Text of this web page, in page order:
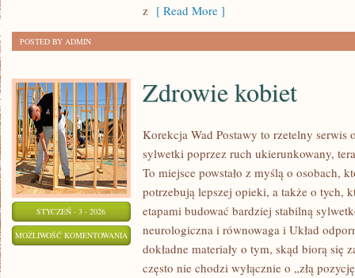
z [ Read More ]
POSTED BY ADMIN
STYCZEŃ - 3 - 2026
MOŻLIWOŚĆ KOMENTOWANIA ZDROWIE
KOBIET
Zdrowie kobiet
Korekcja Wad Postawy to rzetelny serwis
sylwetki poprzez ruch ukierunkowany,
To miejsce powstało z myślą o osobach,
potrzebują lepszej opieki, a także o tych,
etapami budować bardziej stabilną
neurologiczna i równowaga i Układ
dokładne materiały o tym, skąd biorą się
często nie chodzi wyłącznie o „złą